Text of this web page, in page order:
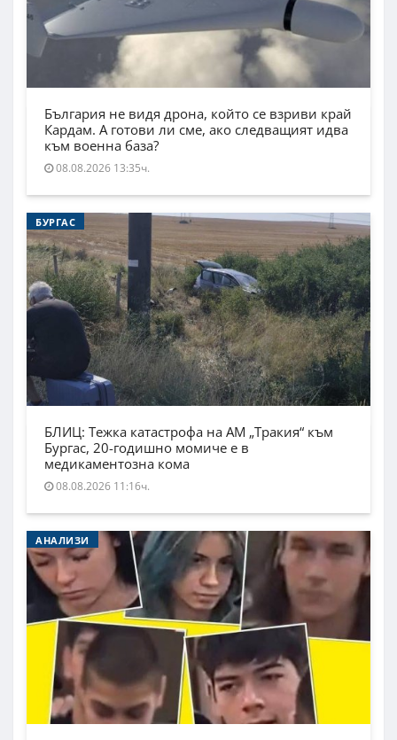
България не видя дрона, който се взриви край
Кардам. А готови ли сме, ако следващият идва
към военна база?
08.08.2026 13:35ч.
БУРГАС
БЛИЦ: Тежка катастрофа на АМ „Тракия“ към
Бургас, 20-годишно момиче е в
медикаментозна кома
08.08.2026 11:16ч.
АНАЛИЗИ